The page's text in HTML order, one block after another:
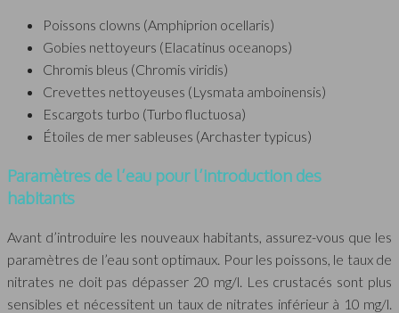
Poissons clowns (Amphiprion ocellaris)
Gobies nettoyeurs (Elacatinus oceanops)
Chromis bleus (Chromis viridis)
Crevettes nettoyeuses (Lysmata amboinensis)
Escargots turbo (Turbo fluctuosa)
Étoiles de mer sableuses (Archaster typicus)
Paramètres de l’eau pour l’introduction des
habitants
Avant d’introduire les nouveaux habitants, assurez-vous que les
paramètres de l’eau sont optimaux. Pour les poissons, le taux de
nitrates ne doit pas dépasser 20 mg/l. Les crustacés sont plus
sensibles et nécessitent un taux de nitrates inférieur à 10 mg/l.